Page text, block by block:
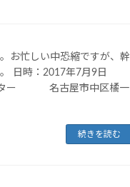
お忙しい中恐縮ですが、幹
日時：2017年7月9日
ンター 名古屋市中区橘一
続きを読む